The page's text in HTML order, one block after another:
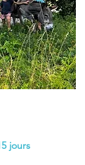
jours